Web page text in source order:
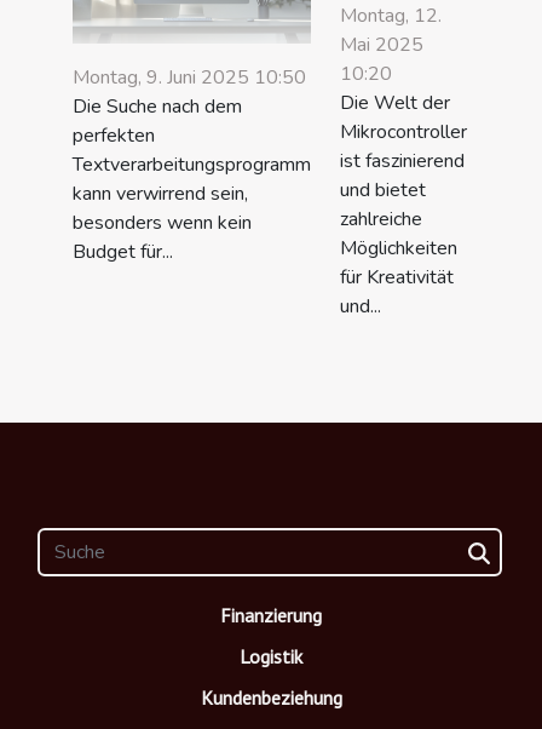
Montag, 9. Juni 2025 10:50
Die Suche nach dem
perfekten
Textverarbeitungsprogramm
kann verwirrend sein,
besonders wenn kein
Budget für...
Montag, 12.
Mai 2025
10:20
Die Welt der
Mikrocontroller
ist faszinierend
und bietet
zahlreiche
Möglichkeiten
für Kreativität
und...
Finanzierung
Logistik
Kundenbeziehung